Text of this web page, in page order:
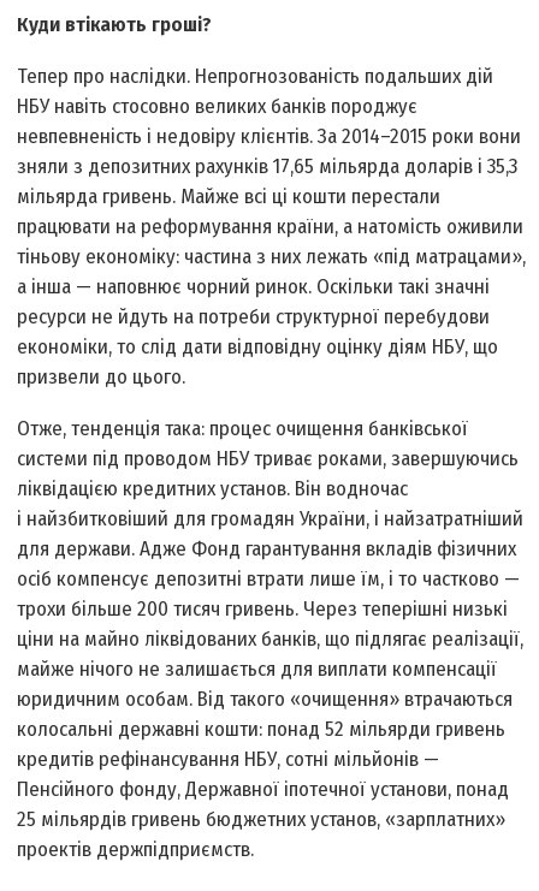
Куди втікають гроші?
Тепер про наслідки. Непрогнозованість подальших дій
НБУ навіть стосовно великих банків породжує
невпевненість і недовіру клієнтів. За 2014–2015 роки вони
зняли з депозитних рахунків 17,65 мільярда доларів і 35,3
мільярда гривень. Майже всі ці кошти перестали
працювати на реформування країни, а натомість оживили
тіньову економіку: частина з них лежать «під матрацами»,
а інша — наповнює чорний ринок. Оскільки такі значні
ресурси не йдуть на потреби структурної перебудови
економіки, то слід дати відповідну оцінку діям НБУ, що
призвели до цього.
Отже, тенденція така: процес очищення банківської
системи під проводом НБУ триває роками, завершуючись
ліквідацією кредитних установ. Він водночас
і найзбитковіший для громадян України, і найзатратніший
для держави. Адже Фонд гарантування вкладів фізичних
осіб компенсує депозитні втрати лише їм, і то частково —
трохи більше 200 тисяч гривень. Через теперішні низькі
ціни на майно ліквідованих банків, що підлягає реалізації,
майже нічого не залишається для виплати компенсації
юридичним особам. Від такого «очищення» втрачаються
колосальні державні кошти: понад 52 мільярди гривень
кредитів рефінансування НБУ, сотні мільйонів —
Пенсійного фонду, Державної іпотечної установи, понад
25 мільярдів гривень бюджетних установ, «зарплатних»
проектів держпідприємств.